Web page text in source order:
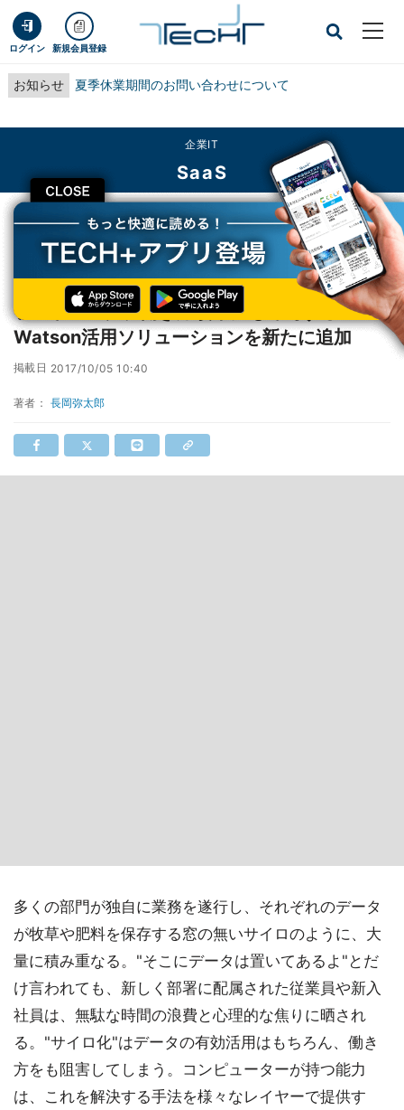
ログイン 新規会員登録
お知らせ 夏季休業期間のお問い合わせについて
CLOSE
企業IT
SaaS
TECH+ 企業IT
SaaS
ソフトバンク、働き方改革にも寄与するWatson活用ソリューションを新たに追
ソフトバンク、働き方改革にも寄与する
Watson活用ソリューションを新たに追加
掲載日 2017/10/05 10:40
著者： 長岡弥太郎
多くの部門が独自に業務を遂行し、それぞれのデータ
が牧草や肥料を保存する窓の無いサイロのように、大
量に積み重なる。"そこにデータは置いてあるよ"とだ
け言われても、新しく部署に配属された従業員や新入
社員は、無駄な時間の浪費と心理的な焦りに晒され
る。"サイロ化"はデータの有効活用はもちろん、働き
方をも阻害してしまう。コンピューターが持つ能力
は、これを解決する手法を様々なレイヤーで提供す